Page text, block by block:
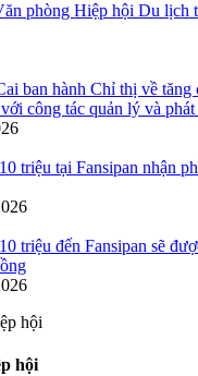
phòng Hiệp hội Du lịch
ban hành Chỉ thị về tăng
công tác quản lý và
triệu tại Fansipan nhận
triệu đến Fansipan sẽ
hội
hội